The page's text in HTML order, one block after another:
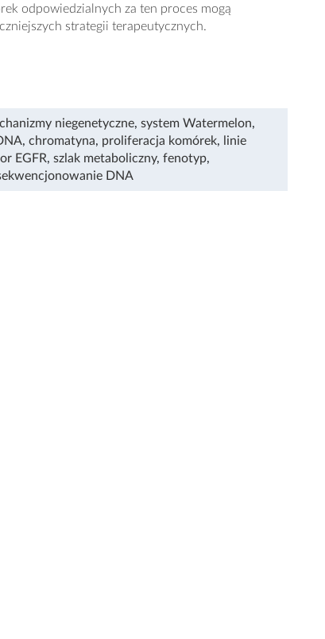
odpowiedzialnych za ten proces mogą
strategii terapeutycznych.
niegenetyczne, system Watermelon,
, chromatyna, proliferacja komórek,
linie
EGFR, szlak metaboliczny, fenotyp,
DNA